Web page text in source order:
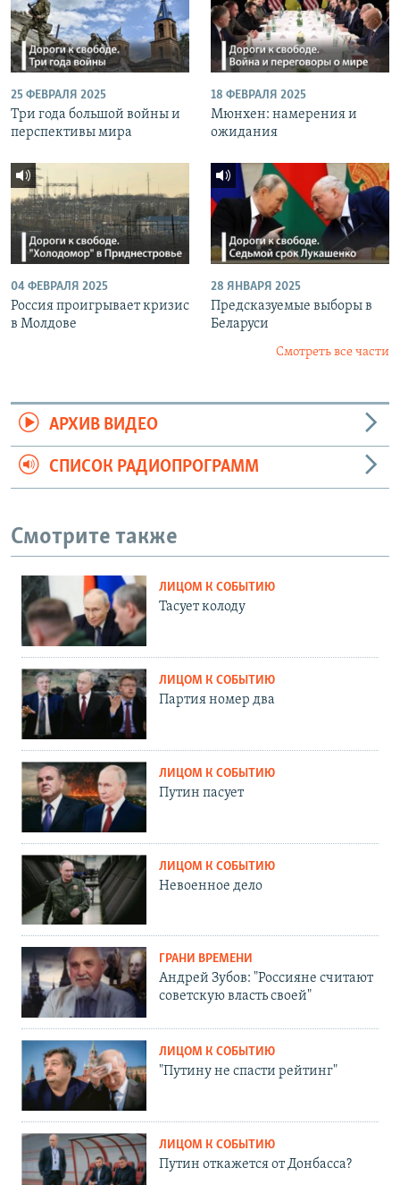
25 ФЕВРАЛЯ 2025
Три года большой войны и
перспективы мира
18 ФЕВРАЛЯ 2025
Мюнхен: намерения и
ожидания
04 ФЕВРАЛЯ 2025
Россия проигрывает кризис
в Молдове
28 ЯНВАРЯ 2025
Предсказуемые выборы в
Беларуси
Смотреть все части
АРХИВ ВИДЕО
СПИСОК РАДИОПРОГРАММ
Смотрите также
ЛИЦОМ К СОБЫТИЮ
Тасует колоду
ЛИЦОМ К СОБЫТИЮ
Партия номер два
ЛИЦОМ К СОБЫТИЮ
Путин пасует
ЛИЦОМ К СОБЫТИЮ
Невоенное дело
ГРАНИ ВРЕМЕНИ
Андрей Зубов: "Россияне считают
советскую власть своей"
ЛИЦОМ К СОБЫТИЮ
"Путину не спасти рейтинг"
ЛИЦОМ К СОБЫТИЮ
Путин откажется от Донбасса?